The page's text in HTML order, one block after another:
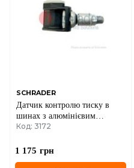
SCHRADER
Датчик контролю тиску в
шинах з алюмінієвим
клапаном HKMC
Код: 3172
1 175 грн